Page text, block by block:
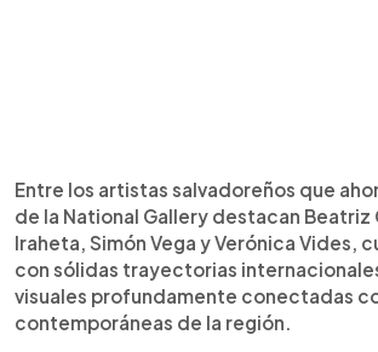
Entre los artistas salvadoreños que
de la National Gallery destacan
Iraheta, Simón Vega y Verónica Vides,
con sólidas trayectorias
visuales profundamente conectadas
contemporáneas de la región.